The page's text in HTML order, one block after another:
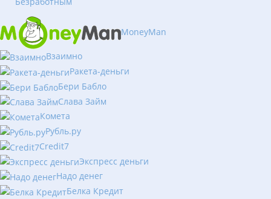
MoneyMan
Взаимно
Ракета-деньги
Бери Бабло
Слава Займ
Комета
Рубль.ру
Сredit7
Экспресс деньги
Надо денег
Белка Кредит